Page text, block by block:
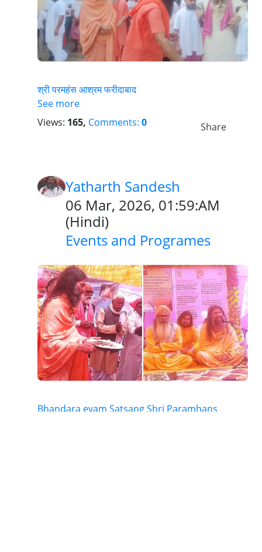
श्री परमहंस आश्रम फरीदाबाद
See more
Views: 165, Comments: 0 Share
Yatharth Sandesh
06 Mar, 2026, 01:59:AM
(Hindi)
Events and Programes
Bhandara evam Satsang Shri Paramhans